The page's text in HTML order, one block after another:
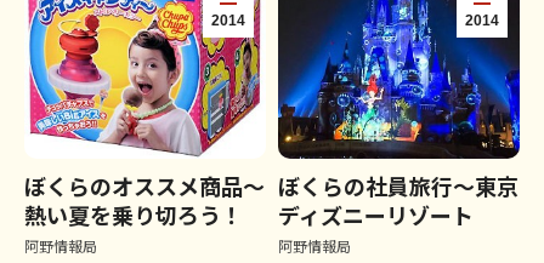
2014
ぼくらのオススメ商品～
熱い夏を乗り切ろう！
阿野情報局
2014
ぼくらの社員旅行～東京
ディズニーリゾート
阿野情報局